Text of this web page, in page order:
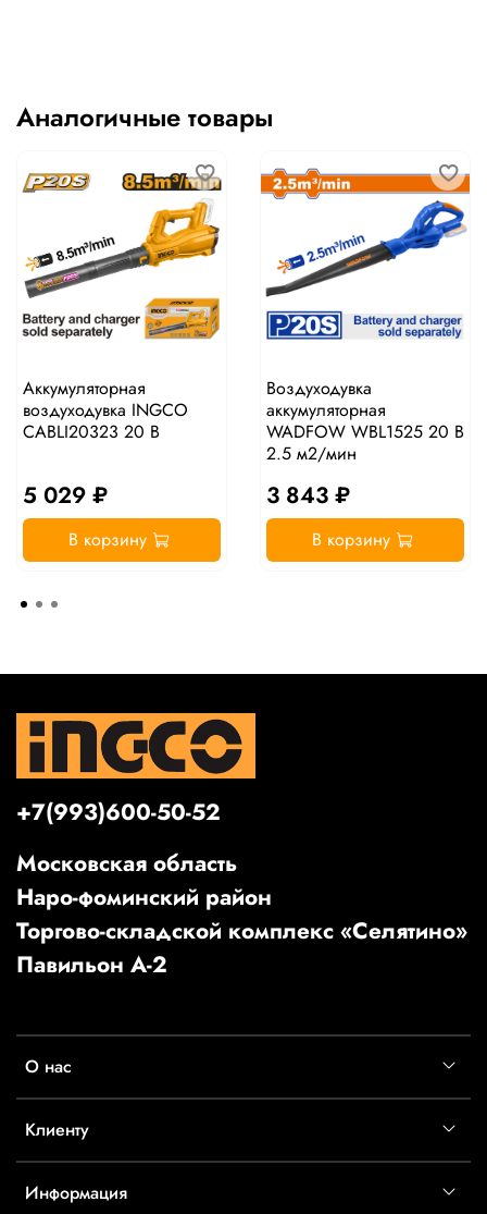
Аналогичные товары
Аккумуляторная
воздуходувка INGCO
CABLI20323 20 В
5 029 ₽
В корзину
Воздуходувка
аккумуляторная
WADFOW WBL1525 20 В
2.5 м2/мин
3 843 ₽
В корзину
О нас
Клиенту
Информация
+7(993)600-50-52
Московская область
Наро-фоминский район
Торгово-складской комплекс «Селятино»
Павильон А-2